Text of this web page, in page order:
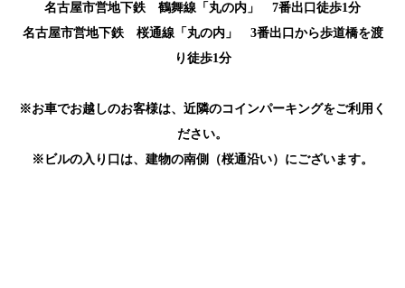
名古屋市営地下鉄 鶴舞線「丸の内」 7番出口徒歩1分
名古屋市営地下鉄 桜通線「丸の内」 3番出口から歩道橋を渡
り徒歩1分
※お車でお越しのお客様は、近隣のコインパーキングをご利用く
ださい。
※ビルの入り口は、建物の南側（桜通沿い）にございます。